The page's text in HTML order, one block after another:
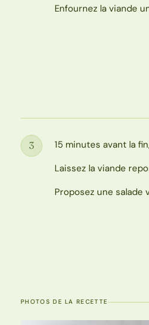
Enfournez la viande
Étape
3
15 minutes avant la
Laissez la viande
Proposez une salade
PHOTOS DE LA RECETTE